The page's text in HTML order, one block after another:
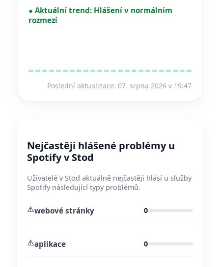
● Aktuální trend: Hlášení v normálním
rozmezí
Poslední aktualizace: 07. srpna 2026 v 19:47
Nejčastěji hlášené problémy u
Spotify v Stod
Uživatelé v Stod aktuálně nejčastěji hlásí u služby
Spotify následující typy problémů.
⚠️webové stránky 0
⚠️aplikace 0